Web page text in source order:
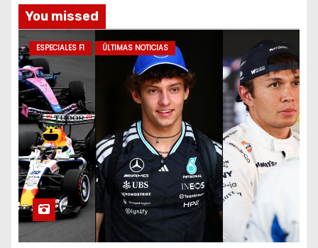
You missed
ESPECIALES F1 ÚLTIMAS NOTICIAS